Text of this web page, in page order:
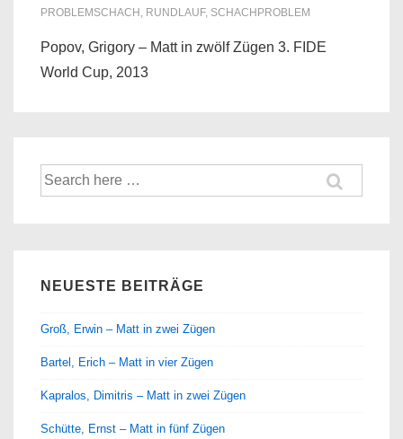
PROBLEMSCHACH , RUNDLAUF, SCHACHPROBLEM
Popov, Grigory – Matt in zwölf Zügen 3. FIDE
World Cup, 2013
Suche
nach:
NEUESTE BEITRÄGE
Groß, Erwin – Matt in zwei Zügen
Bartel, Erich – Matt in vier Zügen
Kapralos, Dimitris – Matt in zwei Zügen
Schütte, Ernst – Matt in fünf Zügen